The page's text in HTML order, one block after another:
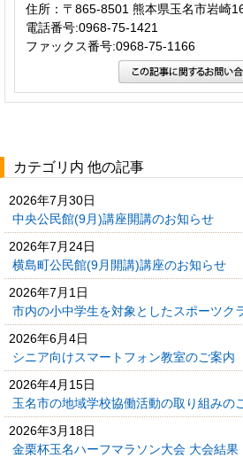
住所：〒865-8501 熊本県玉名市岩崎
電話番号:0968-75-1421
ファックス番号:0968-75-1166
カテゴリ内 他の記事
2026年7月30日
中央公民館(9月)講座開講のお知らせ
2026年7月24日
横島町公民館(9月開講)講座のお知らせ
2026年7月1日
市内の小中学生を対象としたスポーツク
2026年6月4日
シニア向けスマートフォン教室のご案内
2026年4月15日
玉名市の地域学校協働活動の取り組みの
2026年3月18日
金栗杯玉名ハーフマラソン大会 大会結果